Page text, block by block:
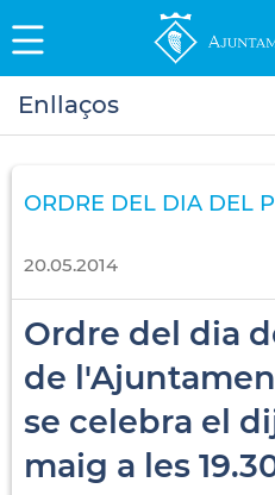
Enllaços
ORDRE DEL DIA DEL
20.05.2014
Ordre del dia
de
se celebra el
maig a les